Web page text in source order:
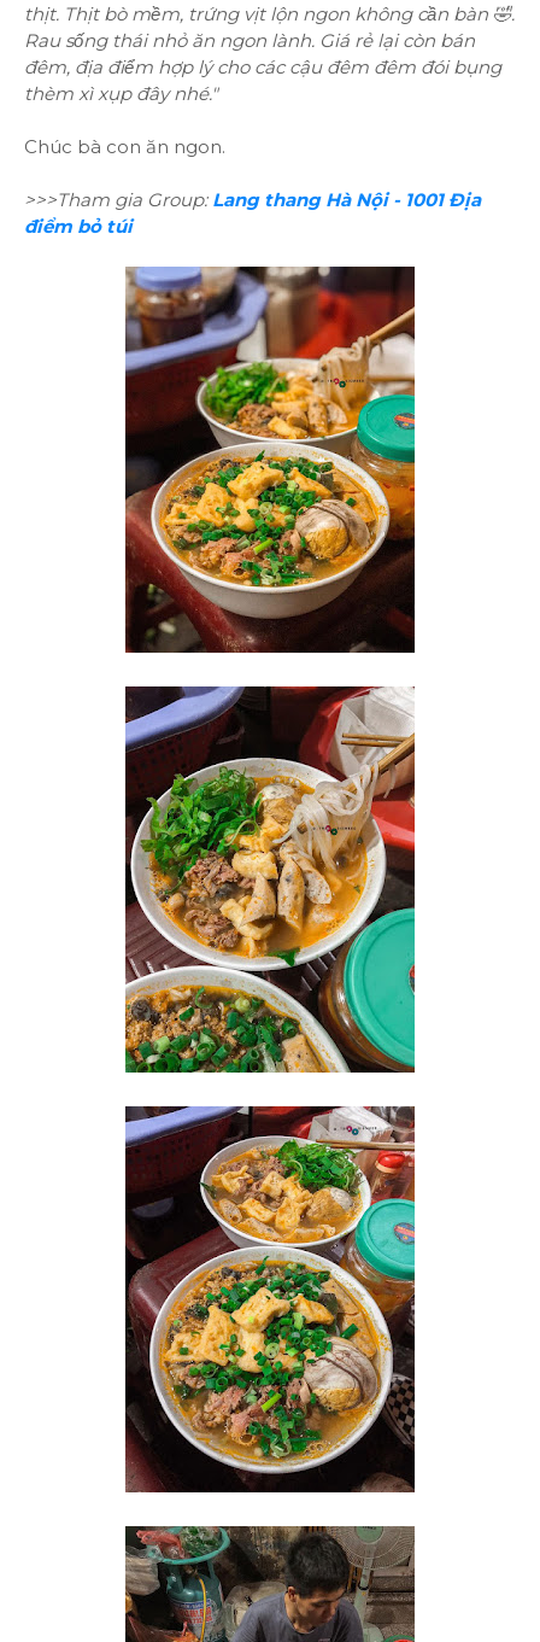
thịt. Thịt bò mềm, trứng vịt lộn ngon không cần bàn 🤣.
Rau sống thái nhỏ ăn ngon lành. Giá rẻ lại còn bán
đêm, địa điểm hợp lý cho các cậu đêm đêm đói bụng
thèm xì xụp đây nhé."
Chúc bà con ăn ngon.
>>>Tham gia Group: Lang thang Hà Nội - 1001 Địa
điểm bỏ túi